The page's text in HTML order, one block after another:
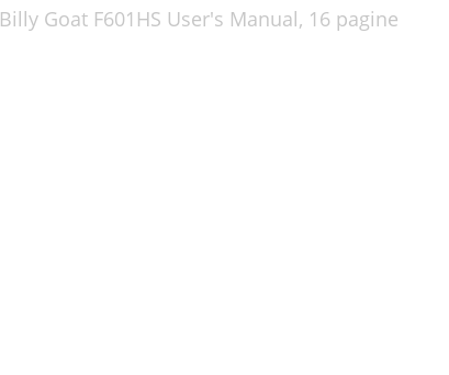
Billy Goat F601HS User's Manual, 16 pagine